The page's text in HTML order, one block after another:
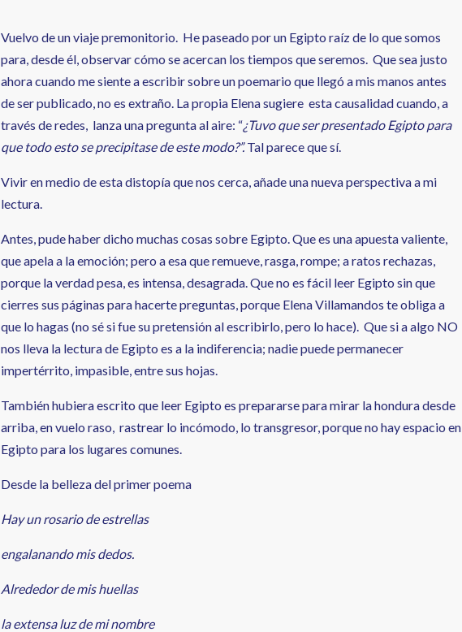
Vuelvo de un viaje premonitorio. He paseado por un Egipto raíz de lo que somos
para, desde él, observar cómo se acercan los tiempos que seremos. Que sea justo
ahora cuando me siente a escribir sobre un poemario que llegó a mis manos antes
de ser publicado, no es extraño. La propia Elena sugiere esta causalidad cuando, a
través de redes, lanza una pregunta al aire: “¿Tuvo que ser presentado Egipto para
que todo esto se precipitase de este modo?”.Tal parece que sí.
Vivir en medio de esta distopía que nos cerca, añade una nueva perspectiva a mi
lectura.
Antes, pude haber dicho muchas cosas sobre Egipto. Que es una apuesta valiente,
que apela a la emoción; pero a esa que remueve, rasga, rompe; a ratos rechazas,
porque la verdad pesa, es intensa, desagrada. Que no es fácil leer Egipto sin que
cierres sus páginas para hacerte preguntas, porque Elena Villamandos te obliga a
que lo hagas (no sé si fue su pretensión al escribirlo, pero lo hace). Que si a algo NO
nos lleva la lectura de Egipto es a la indiferencia; nadie puede permanecer
impertérrito, impasible, entre sus hojas.
También hubiera escrito que leer Egipto es prepararse para mirar la hondura desde
arriba, en vuelo raso, rastrear lo incómodo, lo transgresor, porque no hay espacio en
Egipto para los lugares comunes.
Desde la belleza del primer poema
Hay un rosario de estrellas
engalanando mis dedos.
Alrededor de mis huellas
la extensa luz de mi nombre